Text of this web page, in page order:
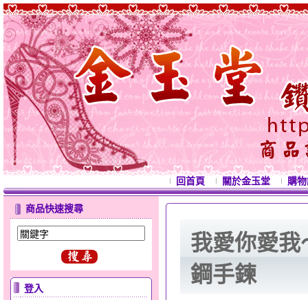
回首頁 關於金玉堂 購
商品快速搜尋
登入
我愛你愛我
鋼手鍊